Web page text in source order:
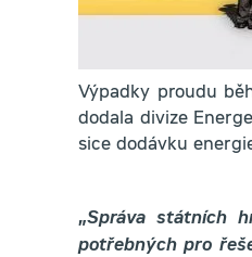
Výpadky proudu
dodala divize
sice dodávku
„Správa státních
potřebných pro